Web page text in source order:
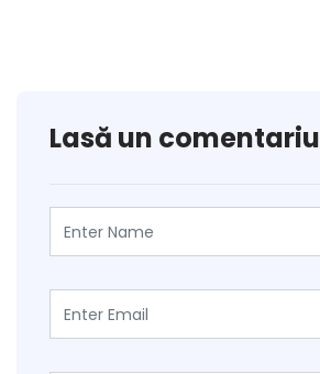
Lasă un comentariu